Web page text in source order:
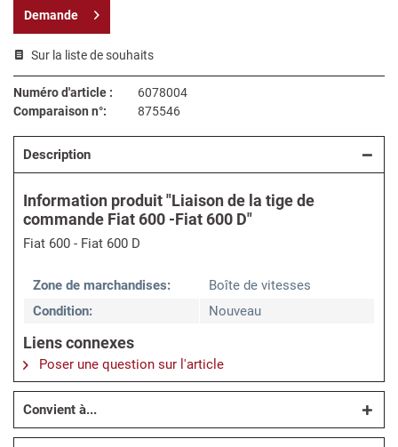
Demande
Sur la liste de souhaits
Numéro d'article :
6078004
Comparaison n°:
875546
Description
Information produit "Liaison de la tige de
commande Fiat 600 -Fiat 600 D"
Fiat 600 - Fiat 600 D
Zone de marchandises:
Boîte de vitesses
Condition:
Nouveau
Liens connexes
Poser une question sur l'article
Convient à...